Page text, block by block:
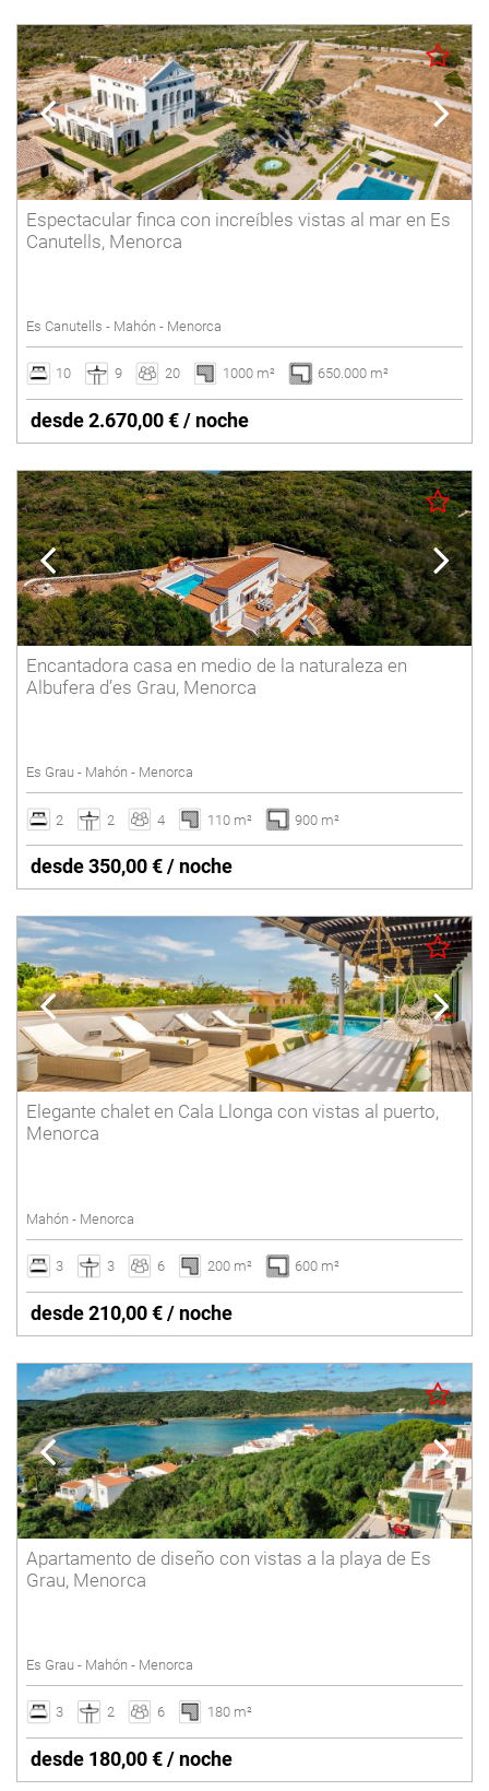
Espectacular finca con increíbles vistas al mar en Es
Canutells, Menorca
Es Canutells - Mahón - Menorca
10 9 20 1000 m² 650.000 m²
desde 2.670,00 € / noche
Encantadora casa en medio de la naturaleza en
Albufera d’es Grau, Menorca
Es Grau - Mahón - Menorca
2 2 4 110 m² 900 m²
desde 350,00 € / noche
Elegante chalet en Cala Llonga con vistas al puerto,
Menorca
Mahón - Menorca
3 3 6 200 m² 600 m²
desde 210,00 € / noche
Apartamento de diseño con vistas a la playa de Es
Grau, Menorca
Es Grau - Mahón - Menorca
3 2 6 180 m²
desde 180,00 € / noche